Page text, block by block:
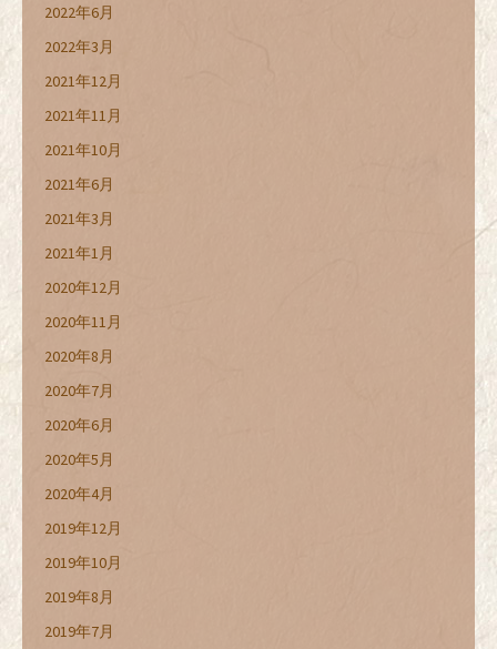
2022年6月
2022年3月
2021年12月
2021年11月
2021年10月
2021年6月
2021年3月
2021年1月
2020年12月
2020年11月
2020年8月
2020年7月
2020年6月
2020年5月
2020年4月
2019年12月
2019年10月
2019年8月
2019年7月